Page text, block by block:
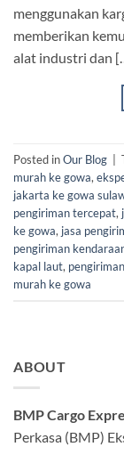
menggunakan
memberikan
alat industri dan
Posted inOur Blog
murah ke gowa,
jakarta ke gowa
pengiriman tercepat,
ke gowa, jasa
pengiriman
kapal laut,
murah ke gowa
ABOUT
BMP Cargo
Perkasa (BMP)